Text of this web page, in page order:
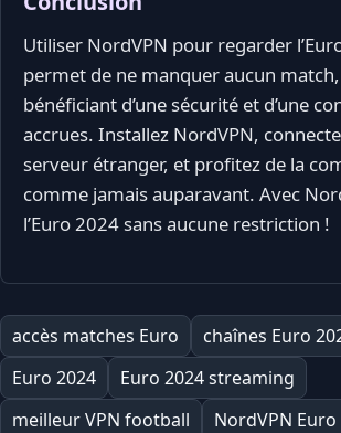
Utiliser NordVPN pour regarder
permet de ne manquer aucun
bénéficiant d’une sécurité et d’une
accrues. Installez NordVPN,
serveur étranger, et profitez de la
comme jamais auparavant. Avec
l’Euro 2024 sans aucune restriction !
accès matches Euro
chaînes Euro
Euro 2024
Euro 2024 streaming
meilleur VPN football
NordVPN Euro